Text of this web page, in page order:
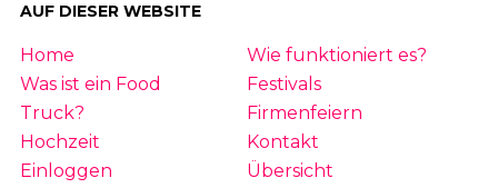
AUF DIESER WEBSITE
Home
Wie funktioniert es?
Was ist ein Food
Truck?
Festivals
Firmenfeiern
Hochzeit
Kontakt
Einloggen
Übersicht